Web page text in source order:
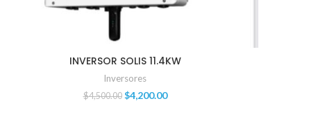
INVERSOR SOLIS 11.4KW
Inversores
$4,500.00 $4,200.00